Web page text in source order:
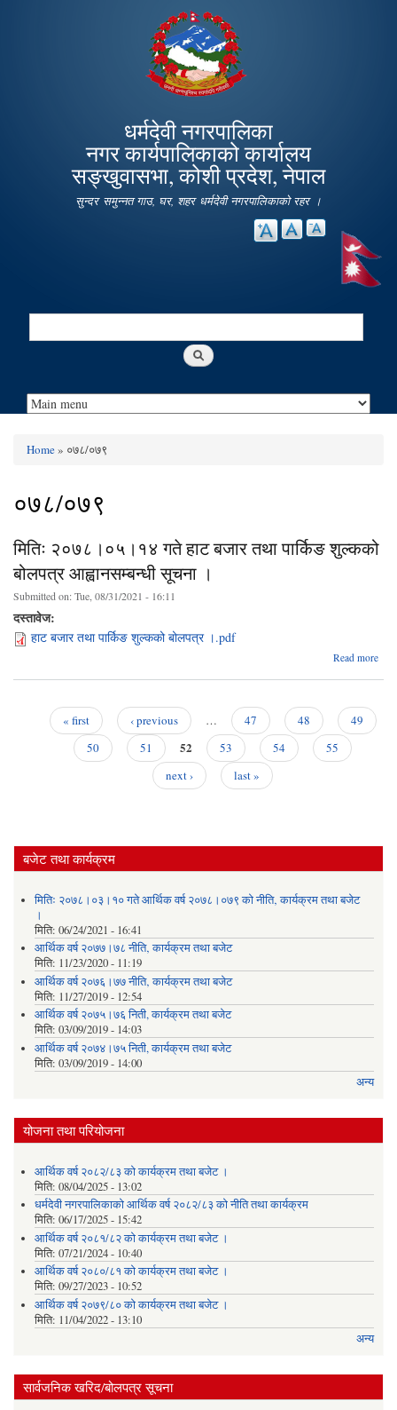
main
content
धर्मदेवी नगरपालिका
नगर कार्यपालिकाको कार्यालय
सङ्खुवासभा, कोशी प्रदेश, नेपाल
सुन्दर समुन्नत गाउ, घर, शहर धर्मदेवी नगरपालिकाको रहर ।
Search
Home» ०७८/०७९
०७८/०७९
मितिः २०७८।०५।१४ गते हाट बजार तथा पार्किङ शुल्कको
बोलपत्र आह्वानसम्बन्धी सूचना ।
Submitted on:Tue, 08/31/2021 - 16:11
दस्तावेज:
हाट बजार तथा पार्किङ शुल्कको बोलपत्र ।.pdf
Read more
« first ‹ previous … 47 48
49
50
51 52 53 54
55
next ›
last »
बजेट तथा कार्यक्रम
मितिः २०७८।०३।१० गते आर्थिक वर्ष २०७८।०७९ को नीति‚ कार्यक्रम तथा बजेट
।
मिति: 06/24/2021 - 16:41
आर्थिक वर्ष २०७७।७८ नीति‚ कार्यक्रम तथा बजेट
मिति: 11/23/2020 - 11:19
आर्थिक वर्ष २०७६।७७ नीति‚ कार्यक्रम तथा बजेट
मिति: 11/27/2019 - 12:54
आर्थिक वर्ष २०७५।७६ निती, कार्यक्रम तथा बजेट
मिति: 03/09/2019 - 14:03
आर्थिक वर्ष २०७४।७५ निती, कार्यक्रम तथा बजेट
मिति: 03/09/2019 - 14:00
अन्य
योजना तथा परियोजना
आर्थिक वर्ष २०८२/८३ को कार्यक्रम तथा बजेट ।
मिति: 08/04/2025 - 13:02
धर्मदेवी नगरपालिकाको आर्थिक वर्ष २०८२/८३ को नीति तथा कार्यक्रम
मिति: 06/17/2025 - 15:42
आर्थिक वर्ष २०८१/८२ को कार्यक्रम तथा बजेट ।
मिति: 07/21/2024 - 10:40
आर्थिक वर्ष २०८०/८१ को कार्यक्रम तथा बजेट ।
मिति: 09/27/2023 - 10:52
आर्थिक वर्ष २०७९/८० को कार्यक्रम तथा बजेट ।
मिति: 11/04/2022 - 13:10
अन्य
सार्वजनिक खरिद/बोलपत्र सूचना